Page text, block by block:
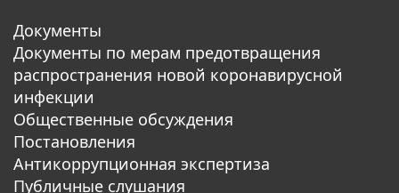
Документы
Документы по мерам предотвращения
распространения новой коронавирусной
инфекции
Общественные обсуждения
Постановления
Антикоррупционная экспертиза
Публичные слушания